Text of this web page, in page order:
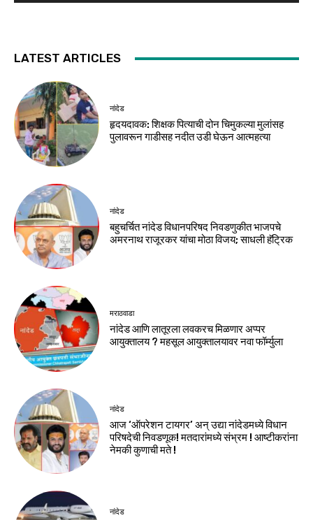
LATEST ARTICLES
नांदेड
हृदयदावक: शिक्षक पित्याची दोन चिमुकल्या मुलांसह
पुलावरून गाडीसह नदीत उडी घेऊन आत्महत्या
नांदेड
बहुचर्चित नांदेड विधानपरिषद निवडणुकीत भाजपचे
अमरनाथ राजूरकर यांचा मोठा विजय; साधली हॅट्रिक
मराठवाडा
नांदेड आणि लातूरला लवकरच मिळणार अप्पर
आयुक्तालय ? महसूल आयुक्तालयावर नवा फॉर्म्युला
नांदेड
आज ‘ऑपरेशन टायगर’ अन् उद्या नांदेडमध्ये विधान
परिषदेची निवडणूक! मतदारांमध्ये संभ्रम ! आष्टीकरांना
नेमकी कुणाची मते !
नांदेड